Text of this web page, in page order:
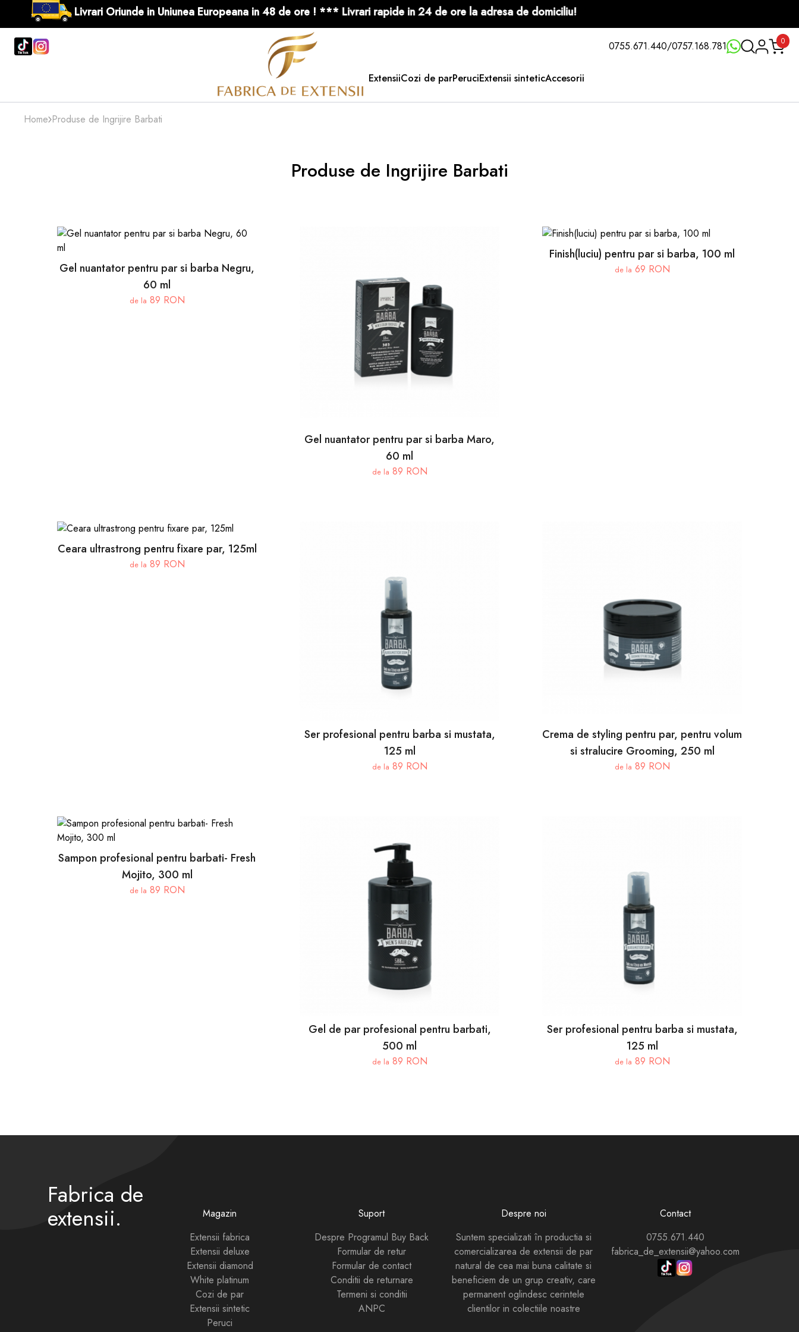
Livrari Oriunde in Uniunea Europeana in 48 de ore ! *** Livrari rapide in 24 de ore la adresa de domiciliu!
0755.671.440/0757.168.781 0
ExtensiiCozi de parPeruciExtensii sinteticAccesorii
Home Produse de Ingrijire Barbati
Produse de Ingrijire Barbati
Gel nuantator pentru par si barba Negru,
60 ml
de la 89 RON
Gel nuantator pentru par si barba Maro,
60 ml
de la 89 RON
Finish(luciu) pentru par si barba, 100 ml
de la 69 RON
Ceara ultrastrong pentru fixare par, 125ml
de la 89 RON
Ser profesional pentru barba si mustata,
125 ml
de la 89 RON
Crema de styling pentru par, pentru volum
si stralucire Grooming, 250 ml
de la 89 RON
Sampon profesional pentru barbati- Fresh
Mojito, 300 ml
de la 89 RON
Gel de par profesional pentru barbati,
500 ml
de la 89 RON
Ser profesional pentru barba si mustata,
125 ml
de la 89 RON
Fabrica de
extensii.
Magazin
Extensii fabrica
Extensii deluxe
Extensii diamond
White platinum
Cozi de par
Extensii sintetic
Peruci
Suport
Despre Programul Buy Back
Formular de retur
Formular de contact
Conditii de returnare
Termeni si conditii
ANPC
Despre noi
Suntem specializati în productia si
comercializarea de extensii de par
natural de cea mai buna calitate si
beneficiem de un grup creativ, care
permanent oglindesc cerintele
clientilor in colectiile noastre
Contact
0755.671.440
fabrica_de_extensii@yahoo.com